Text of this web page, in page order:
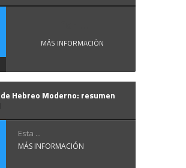
MÁS INFORMACIÓN
Hebreo Moderno: resumen
Esta ...
MÁS INFORMACIÓN